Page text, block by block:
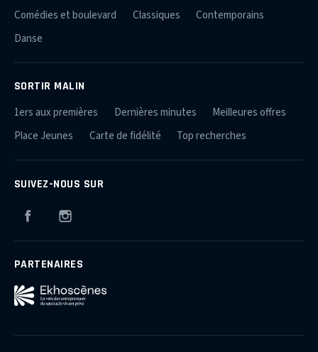
Comédies et boulevard
Classiques
Contemporains
Danse
SORTIR MALIN
1ers aux premières Dernières minutes
Meilleures offres
Place Jeunes
Carte de fidélité Top recherches
SUIVEZ-NOUS SUR
Facebook
PARTENAIRES